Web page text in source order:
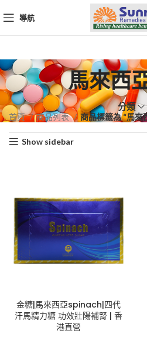
導航
馬來西
分類
首頁 商品列表 商品標籤為 “馬來
Show sidebar
金糖|馬來西亞spinach|四代
汗馬精力糖 功效壯陽補腎 | 香
港直營